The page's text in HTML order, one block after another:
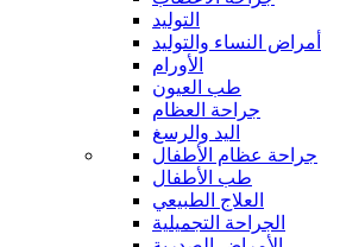
التوليد
أمراض النساء والتوليد
الأورام
طب العيون
جراحة العظام
اليد والرسغ
جراحة عظام الأطفال
طب الأطفال
العلاج الطبيعي
الجراحة التجميلية